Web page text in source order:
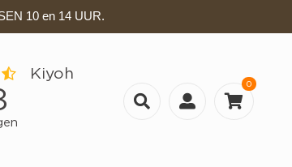
10 en 14 UUR.
0